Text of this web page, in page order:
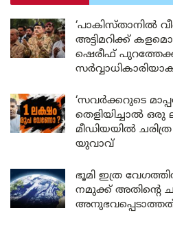
‘പാകിസ്താനിൽ
അട്ടിമറിക്ക്
ഷെരീഫ്
‘സവർക്കറുടെ
തെളിയിച്ചാൽ
മീഡിയയിൽ
യുവാവ്
ഭൂമി ഇത്ര
നമുക്ക് അതിന്റെ